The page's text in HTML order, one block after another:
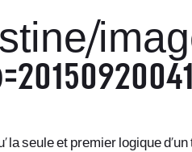
seule et premier logique